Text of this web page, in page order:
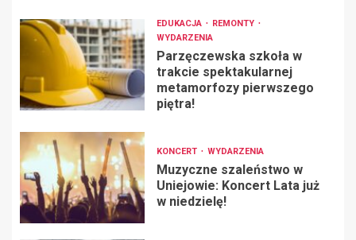
EDUKACJA
REMONTY
WYDARZENIA
Parzęczewska szkoła w
trakcie spektakularnej
metamorfozy pierwszego
piętra!
KONCERT WYDARZENIA
Muzyczne szaleństwo w
Uniejowie: Koncert Lata już
w niedzielę!